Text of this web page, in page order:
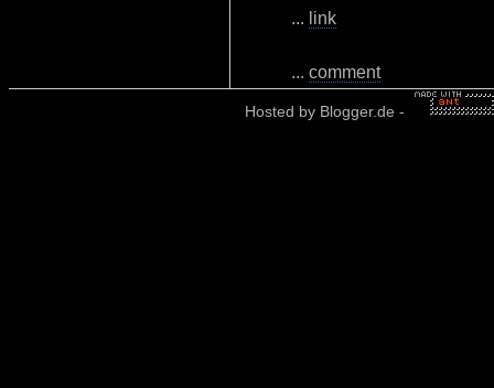
... link
... comment
Hosted by Blogger.de -